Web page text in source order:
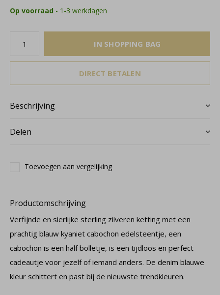
Op voorraad - 1-3 werkdagen
IN SHOPPING BAG
DIRECT BETALEN
Beschrijving
Delen
Toevoegen aan vergelijking
Productomschrijving
Verfijnde en sierlijke sterling zilveren ketting met een
prachtig blauw kyaniet cabochon edelsteentje, een
cabochon is een half bolletje, is een tijdloos en perfect
cadeautje voor jezelf of iemand anders. De denim blauwe
kleur schittert en past bij de nieuwste trendkleuren.